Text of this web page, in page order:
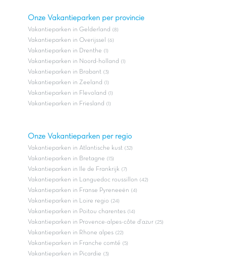
Onze Vakantieparken per provincie
Vakantieparken in Gelderland (8)
Vakantieparken in Overijssel (6)
Vakantieparken in Drenthe (1)
Vakantieparken in Noord-holland (1)
Vakantieparken in Brabant (3)
Vakantieparken in Zeeland (1)
Vakantieparken in Flevoland (1)
Vakantieparken in Friesland (1)
Onze Vakantieparken per regio
Vakantieparken in Atlantische kust (32)
Vakantieparken in Bretagne (15)
Vakantieparken in Ile de Frankrijk (7)
Vakantieparken in Languedoc roussillon (42)
Vakantieparken in Franse Pyreneeën (4)
Vakantieparken in Loire regio (24)
Vakantieparken in Poitou charentes (14)
Vakantieparken in Provence-alpes-côte d'azur (25)
Vakantieparken in Rhone alpes (22)
Vakantieparken in Franche comté (5)
Vakantieparken in Picardie (3)